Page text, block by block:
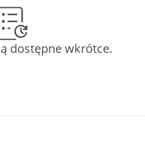
dostępne wkrótce.